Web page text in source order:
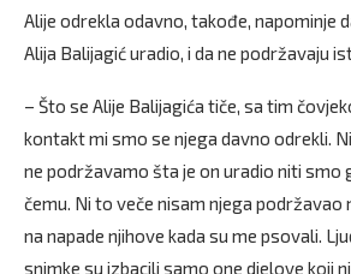
Alije odrekla odavno, takođe, napominje
Alija Balijagić uradio, i da ne podržavaju
– Što se Alije Balijagića tiče, sa tim
kontakt mi smo se njega davno odrekli.
ne podržavamo šta je on uradio niti smo
čemu. Ni to veče nisam njega
na napade njihove kada su me psovali.
snimke su izbacili samo one djelove koji